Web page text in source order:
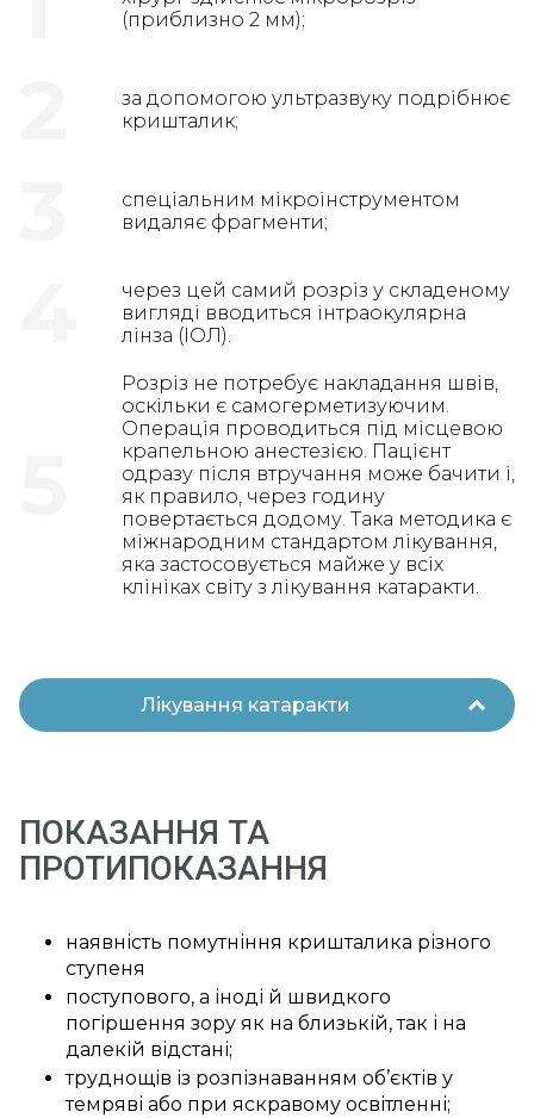
(приблизно 2 мм);
за допомогою ультразвуку подрібнює
кришталик;
спеціальним мікроінструментом
видаляє фрагменти;
через цей самий розріз у складеному
вигляді вводиться інтраокулярна
лінза (ІОЛ).
Розріз не потребує накладання швів,
оскільки є самогерметизуючим.
Операція проводиться під місцевою
крапельною анестезією. Пацієнт
одразу після втручання може бачити і,
як правило, через годину
повертається додому. Така методика є
міжнародним стандартом лікування,
яка застосовується майже у всіх
клініках світу з лікування катаракти.
Лікування катаракти
(MA60AC) (Alcon, США)
Факоемульсифікація катаракти з
Факоемульсифікація катаракти з
імплантацією ІОЛ Acry Sof
(SA60AT) (Alcon, США)
Факоемульсифікація катаракти з
імплантацією ІОЛ Acry Sof
(SN60WF) (Alcon, США)
ПОКАЗАННЯ ТА
ПРОТИПОКАЗАННЯ
наявність помутніння кришталика різного
ступеня
поступового, а іноді й швидкого
погіршення зору як на близькій, так і на
далекій відстані;
труднощів із розпізнаванням об’єктів у
темряві або при яскравому освітленні;